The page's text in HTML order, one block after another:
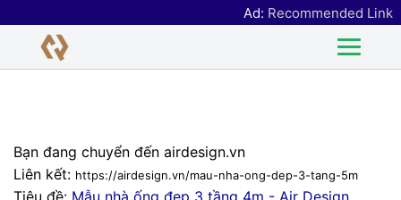
Ad: Recommended Link
Bạn đang chuyển đến airdesign.vn
Liên kết: https://airdesign.vn/mau-nha-ong-dep-3-tang-5m
Tiêu đề: Mẫu nhà ống đẹp 3 tầng 4m - Air Design